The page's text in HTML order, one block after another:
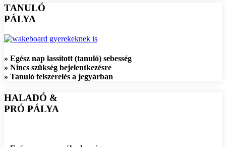
TANULÓ
PÁLYA
» Egész nap lassított (tanuló) sebesség
» Nincs szükség bejelentkezésre
» Tanuló felszerelés a jegyárban
HALADÓ &
PRÓ PÁLYA